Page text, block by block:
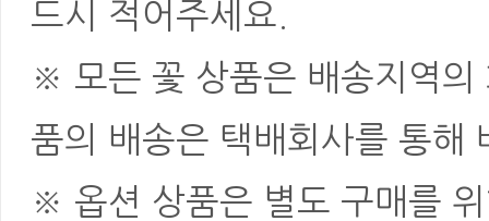
드시 적어주세요.
※ 모든 꽃 상품은 배송지역의
품의 배송은 택배회사를 통해
※ 옵션 상품은 별도 구매를